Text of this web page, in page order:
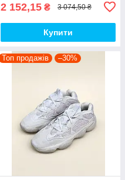
2 152,15 ₴ 3 074,50 ₴
Купити
Топ продажів –30%